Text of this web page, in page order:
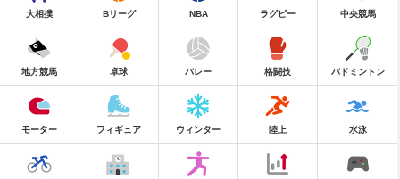
大相撲 Bリーグ NBA ラグビー 中央競馬
地方競馬 卓球 バレー 格闘技 バドミントン
モーター フィギュア ウィンター 陸上 水泳